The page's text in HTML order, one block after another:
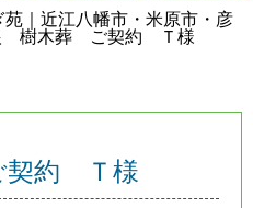
｜近江八幡市・米原市・彦
樹木葬 ご契約 Ｔ様
約 Ｔ様